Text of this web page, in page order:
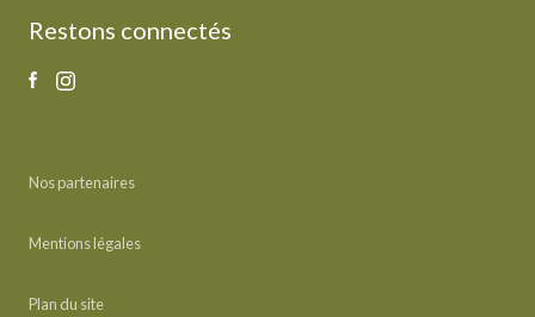
Restons connectés
Nos partenaires
Mentions légales
Plan du site